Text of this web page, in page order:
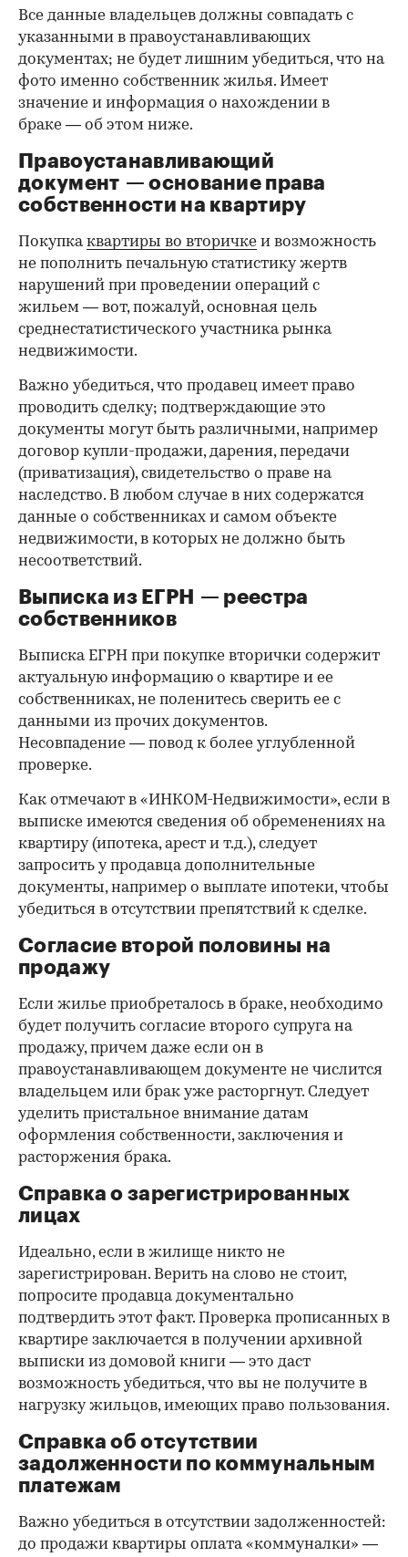
00:00 / 00:00
Все данные владельцев должны совпадать с
указанными в правоустанавливающих
документах; не будет лишним убедиться, что на
фото именно собственник жилья. Имеет
значение и информация о нахождении в
браке — об этом ниже.
Правоустанавливающий
документ — основание права
собственности на квартиру
Покупкаквартиры во вторичке и возможность
не пополнить печальную статистику жертв
нарушений при проведении операций с
жильем — вот, пожалуй, основная цель
среднестатистического участника рынка
недвижимости.
Важно убедиться, что продавец имеет право
проводить сделку; подтверждающие это
документы могут быть различными, например
договор купли-продажи, дарения, передачи
(приватизация), свидетельство о праве на
наследство. В любом случае в них содержатся
данные о собственниках и самом объекте
недвижимости, в которых не должно быть
несоответствий.
Выписка из ЕГРН — реестра
собственников
Выписка ЕГРН при покупке вторички содержит
актуальную информацию о квартире и ее
собственниках, не поленитесь сверить ее с
данными из прочих документов.
Несовпадение — повод к более углубленной
проверке.
Как отмечают в «ИНКОМ-Недвижимости», если в
выписке имеются сведения об обременениях на
квартиру (ипотека, арест и т.д.), следует
запросить у продавца дополнительные
документы, например о выплате ипотеки, чтобы
убедиться в отсутствии препятствий к сделке.
Согласие второй половины на
продажу
Если жилье приобреталось в браке, необходимо
будет получить согласие второго супруга на
продажу, причем даже если он в
правоустанавливающем документе не числится
владельцем или брак уже расторгнут. Следует
уделить пристальное внимание датам
оформления собственности, заключения и
расторжения брака.
Справка о зарегистрированных
лицах
Идеально, если в жилище никто не
зарегистрирован. Верить на слово не стоит,
попросите продавца документально
подтвердить этот факт. Проверка прописанных в
квартире заключается в получении архивной
выписки из домовой книги — это даст
возможность убедиться, что вы не получите в
нагрузку жильцов, имеющих право пользования.
Справка об отсутствии
задолженности по коммунальным
платежам
Важно убедиться в отсутствии задолженностей:
до продажи квартиры оплата «коммуналки» —